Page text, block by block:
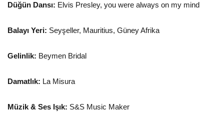
Düğün Dansı: Elvis Presley, you were always on my mind
Balayı Yeri: Seyşeller, Mauritius, Güney Afrika
Gelinlik: Beymen Bridal
Damatlık: La Misura
Müzik & Ses Işık: S&S Music Maker